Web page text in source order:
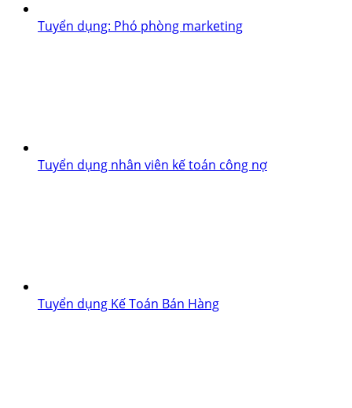
Tuyển dụng: Phó phòng marketing
Tuyển dụng nhân viên kế toán công nợ
Tuyển dụng Kế Toán Bán Hàng